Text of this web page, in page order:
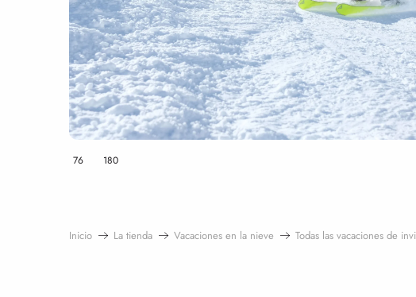
76 180
Inicio La tienda Vacaciones en la nieve Todas las vacaciones de